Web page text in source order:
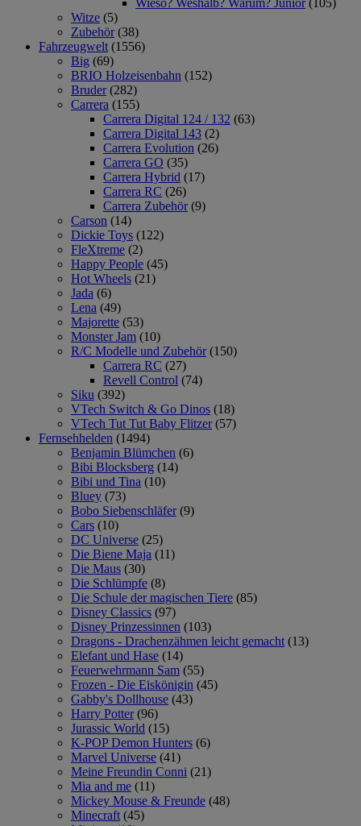
Wieso? Weshalb? Warum? Junior (105)
Witze (5)
Zubehör (38)
Fahrzeugwelt (1556)
Big (69)
BRIO Holzeisenbahn (152)
Bruder (282)
Carrera (155)
Carrera Digital 124 / 132 (63)
Carrera Digital 143 (2)
Carrera Evolution (26)
Carrera GO (35)
Carrera Hybrid (17)
Carrera RC (26)
Carrera Zubehör (9)
Carson (14)
Dickie Toys (122)
FleXtreme (2)
Happy People (45)
Hot Wheels (21)
Jada (6)
Lena (49)
Majorette (53)
Monster Jam (10)
R/C Modelle und Zubehör (150)
Carrera RC (27)
Revell Control (74)
Siku (392)
VTech Switch & Go Dinos (18)
VTech Tut Tut Baby Flitzer (57)
Fernsehhelden (1494)
Benjamin Blümchen (6)
Bibi Blocksberg (14)
Bibi und Tina (10)
Bluey (73)
Bobo Siebenschläfer (9)
Cars (10)
DC Universe (25)
Die Biene Maja (11)
Die Maus (30)
Die Schlümpfe (8)
Die Schule der magischen Tiere (85)
Disney Classics (97)
Disney Prinzessinnen (103)
Dragons - Drachenzähmen leicht gemacht (13)
Elefant und Hase (14)
Feuerwehrmann Sam (55)
Frozen - Die Eiskönigin (45)
Gabby's Dollhouse (43)
Harry Potter (96)
Jurassic World (15)
K-POP Demon Hunters (6)
Marvel Universe (41)
Meine Freundin Conni (21)
Mia and me (11)
Mickey Mouse & Freunde (48)
Minecraft (45)